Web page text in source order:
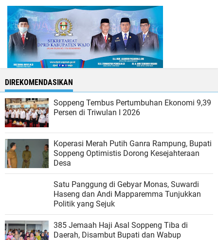
DIREKOMENDASIKAN
Soppeng Tembus Pertumbuhan Ekonomi 9,39
Persen di Triwulan I 2026
Koperasi Merah Putih Ganra Rampung, Bupati
Soppeng Optimistis Dorong Kesejahteraan
Desa
Satu Panggung di Gebyar Monas, Suwardi
Haseng dan Andi Mapparemma Tunjukkan
Politik yang Sejuk
385 Jemaah Haji Asal Soppeng Tiba di
Daerah, Disambut Bupati dan Wabup